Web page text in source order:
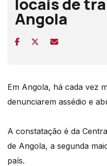
Angola
Em Angola, há cada vez
denunciarem assédio e
A constatação é da
de Angola, a segunda
país.